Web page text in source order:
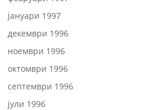
јануари 1997
декември 1996
ноември 1996
октомври 1996
септември 1996
јули 1996